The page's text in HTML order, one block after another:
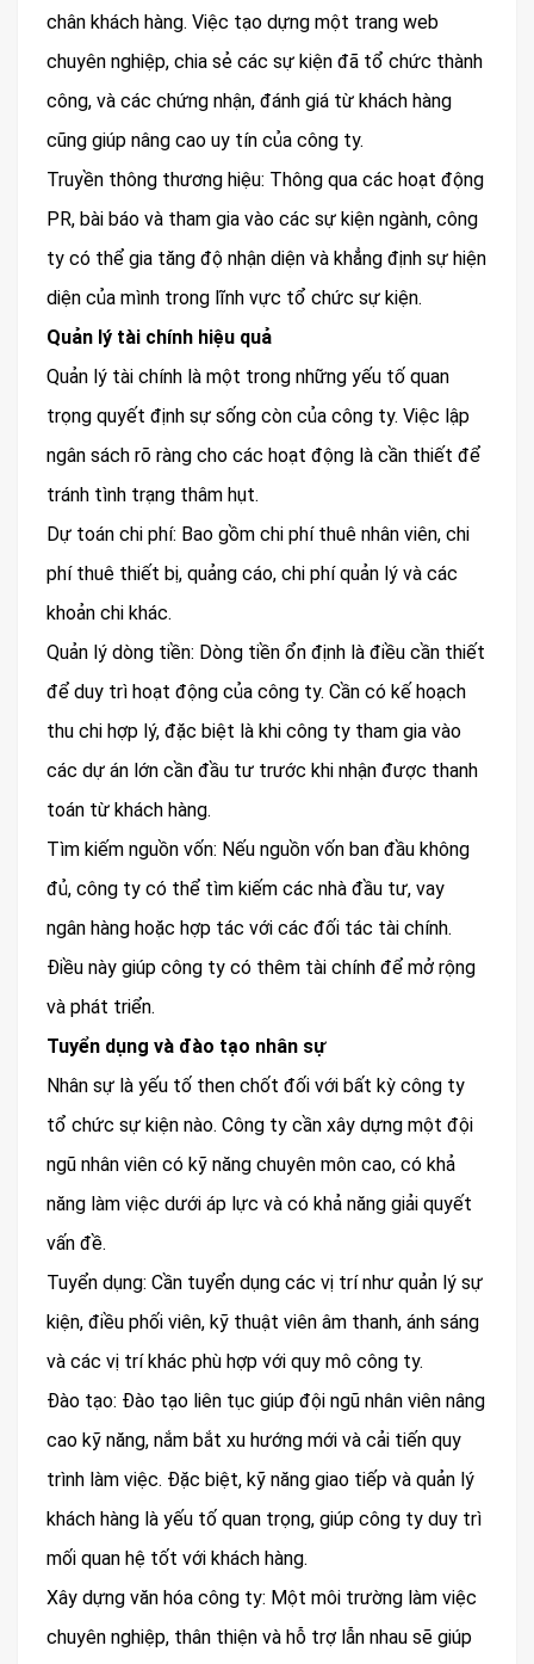
chân khách hàng. Việc tạo dựng một trang web
chuyên nghiệp, chia sẻ các sự kiện đã tổ chức thành
công, và các chứng nhận, đánh giá từ khách hàng
cũng giúp nâng cao uy tín của công ty.
Truyền thông thương hiệu: Thông qua các hoạt động
PR, bài báo và tham gia vào các sự kiện ngành, công
ty có thể gia tăng độ nhận diện và khẳng định sự hiện
diện của mình trong lĩnh vực tổ chức sự kiện.
Quản lý tài chính hiệu quả
Quản lý tài chính là một trong những yếu tố quan
trọng quyết định sự sống còn của công ty. Việc lập
ngân sách rõ ràng cho các hoạt động là cần thiết để
tránh tình trạng thâm hụt.
Dự toán chi phí: Bao gồm chi phí thuê nhân viên, chi
phí thuê thiết bị, quảng cáo, chi phí quản lý và các
khoản chi khác.
Quản lý dòng tiền: Dòng tiền ổn định là điều cần thiết
để duy trì hoạt động của công ty. Cần có kế hoạch
thu chi hợp lý, đặc biệt là khi công ty tham gia vào
các dự án lớn cần đầu tư trước khi nhận được thanh
toán từ khách hàng.
Tìm kiếm nguồn vốn: Nếu nguồn vốn ban đầu không
đủ, công ty có thể tìm kiếm các nhà đầu tư, vay
ngân hàng hoặc hợp tác với các đối tác tài chính.
Điều này giúp công ty có thêm tài chính để mở rộng
và phát triển.
Tuyển dụng và đào tạo nhân sự
Nhân sự là yếu tố then chốt đối với bất kỳ công ty
tổ chức sự kiện nào. Công ty cần xây dựng một đội
ngũ nhân viên có kỹ năng chuyên môn cao, có khả
năng làm việc dưới áp lực và có khả năng giải quyết
vấn đề.
Tuyển dụng: Cần tuyển dụng các vị trí như quản lý sự
kiện, điều phối viên, kỹ thuật viên âm thanh, ánh sáng
và các vị trí khác phù hợp với quy mô công ty.
Đào tạo: Đào tạo liên tục giúp đội ngũ nhân viên nâng
cao kỹ năng, nắm bắt xu hướng mới và cải tiến quy
trình làm việc. Đặc biệt, kỹ năng giao tiếp và quản lý
khách hàng là yếu tố quan trọng, giúp công ty duy trì
mối quan hệ tốt với khách hàng.
Xây dựng văn hóa công ty: Một môi trường làm việc
chuyên nghiệp, thân thiện và hỗ trợ lẫn nhau sẽ giúp